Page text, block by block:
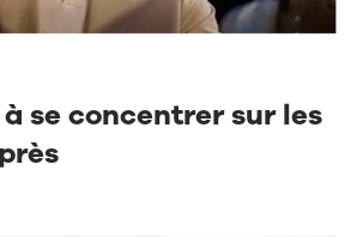
se concentrer sur les